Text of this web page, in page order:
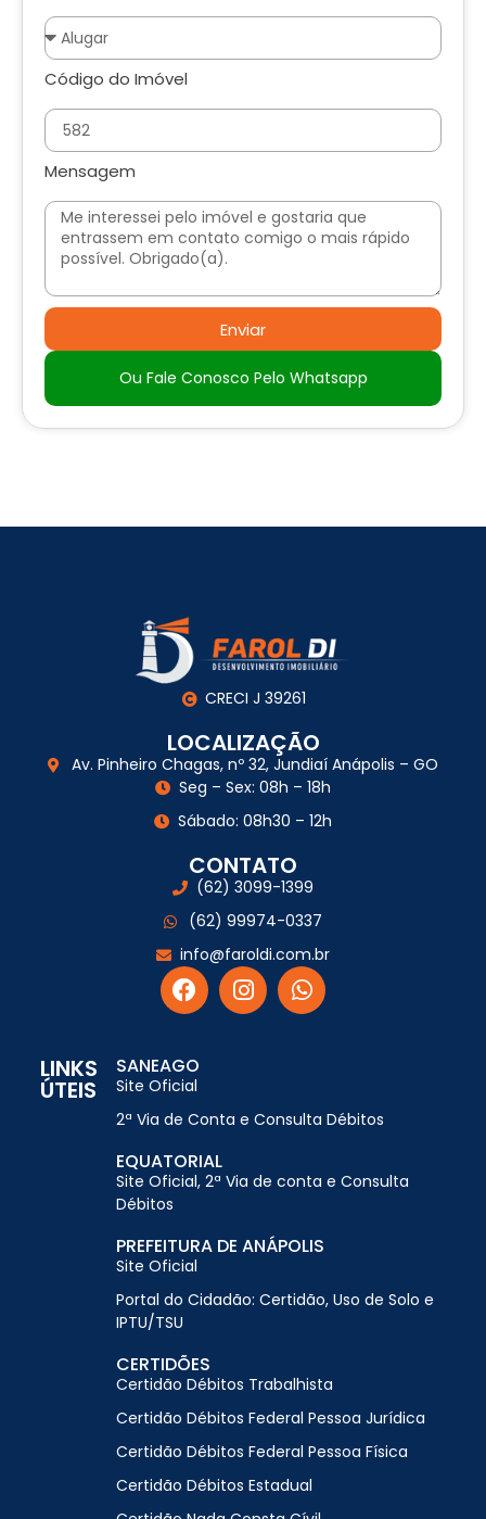
Código do Imóvel
Mensagem
Enviar
Ou Fale Conosco Pelo Whatsapp
CRECI J 39261
LOCALIZAÇÃO
Av. Pinheiro Chagas, nº 32, Jundiaí Anápolis – GO
Seg – Sex: 08h – 18h
Sábado: 08h30 – 12h
CONTATO
(62) 3099-1399
(62) 99974-0337
info@faroldi.com.br
LINKS
ÚTEIS
SANEAGO
Site Oficial
2ª Via de Conta e Consulta Débitos
EQUATORIAL
Site Oficial, 2ª Via de conta e Consulta
Débitos
PREFEITURA DE ANÁPOLIS
Site Oficial
Portal do Cidadão: Certidão, Uso de Solo e
IPTU/TSU
CERTIDÕES
Certidão Débitos Trabalhista
Certidão Débitos Federal Pessoa Jurídica
Certidão Débitos Federal Pessoa Física
Certidão Débitos Estadual